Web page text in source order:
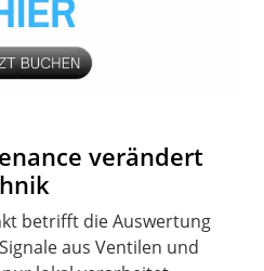
verändert
betrifft die Auswertung
aus Ventilen und